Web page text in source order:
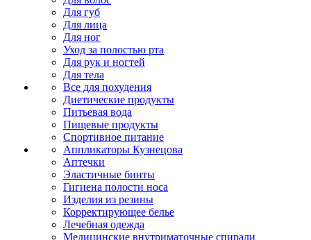
Для губ
Для лица
Для ног
Уход за полостью рта
Для рук и ногтей
Для тела
Все для похудения
Диетические продукты
Питьевая вода
Пищевые продукты
Спортивное питание
Аппликаторы Кузнецова
Аптечки
Эластичные бинты
Гигиена полости носа
Изделия из резины
Корректирующее белье
Лечебная одежда
Медицинские внутриматочные спирали